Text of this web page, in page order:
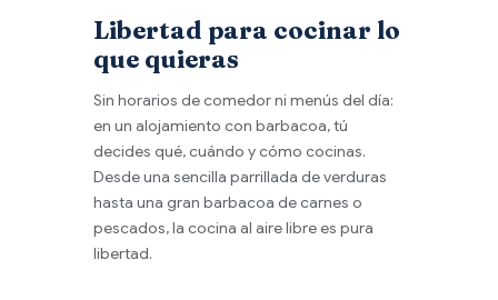
Libertad para cocinar lo
que quieras
Sin horarios de comedor ni menús del día:
en un alojamiento con barbacoa, tú
decides qué, cuándo y cómo cocinas.
Desde una sencilla parrillada de verduras
hasta una gran barbacoa de carnes o
pescados, la cocina al aire libre es pura
libertad.